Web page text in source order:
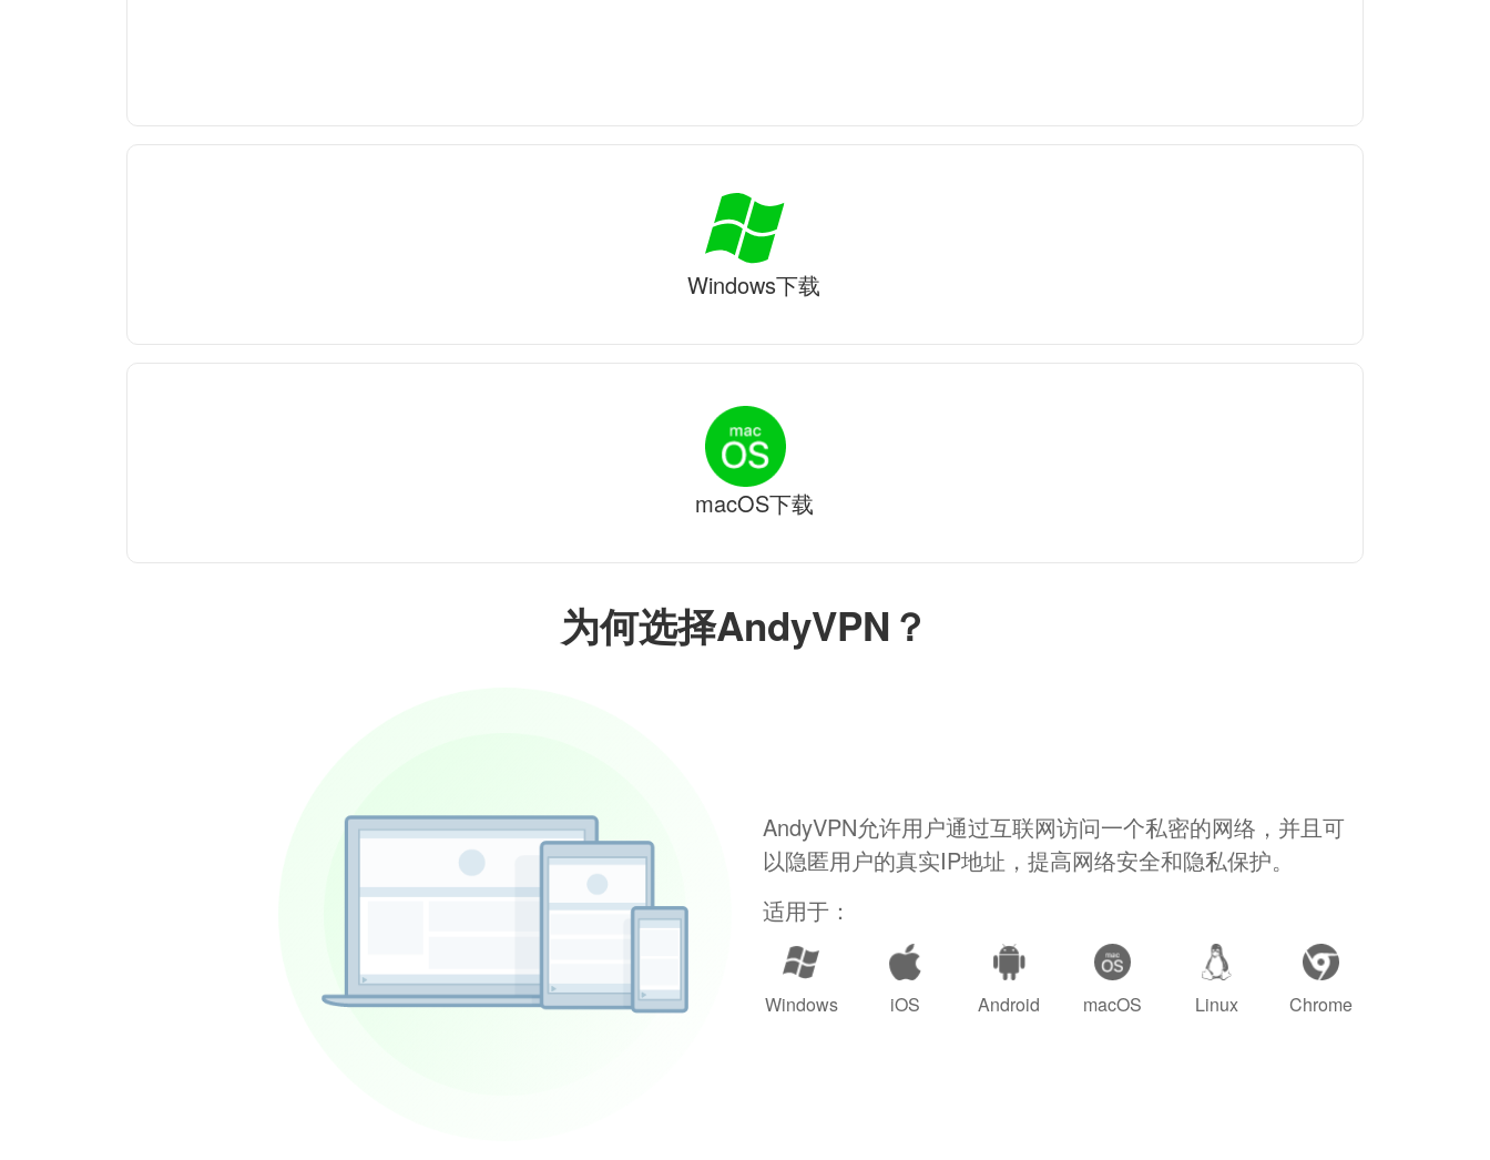
为何选择AndyVPN？
AndyVPN允许用户通过互联网访问一个私密的网络，并且可
以隐匿用户的真实IP地址，提高网络安全和隐私保护。
适用于：
Windows iOS Android macOS Linux Chrome
Windows下载
macOS下载